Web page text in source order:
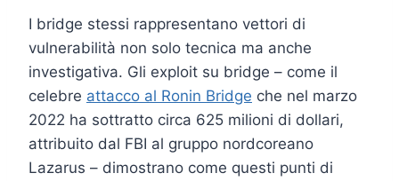
I bridge stessi rappresentano vettori di
vulnerabilità non solo tecnica ma anche
investigativa. Gli exploit su bridge – come il
celebre attacco al Ronin Bridge che nel marzo
2022 ha sottratto circa 625 milioni di dollari,
attribuito dal FBI al gruppo nordcoreano
Lazarus – dimostrano come questi punti di